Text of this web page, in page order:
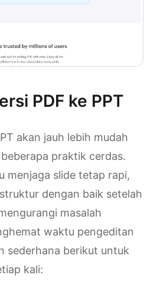
PDF ke PPT
akan jauh lebih mudah
praktik cerdas.
menjaga slide tetap rapi,
dengan baik setelah
masalah
waktu pengeditan
sederhana berikut untuk
kali: